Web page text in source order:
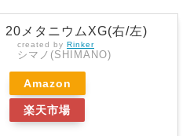
20メタニウムXG(右/左)
created by Rinker
シマノ(SHIMANO)
Amazon
楽天市場